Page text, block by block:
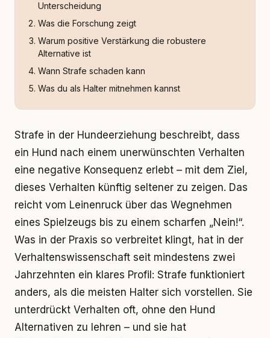
Unterscheidung
Was die Forschung zeigt
Warum positive Verstärkung die robustere
Alternative ist
Wann Strafe schaden kann
Was du als Halter mitnehmen kannst
Strafe in der Hundeerziehung beschreibt, dass
ein Hund nach einem unerwünschten Verhalten
eine negative Konsequenz erlebt – mit dem Ziel,
dieses Verhalten künftig seltener zu zeigen. Das
reicht vom Leinenruck über das Wegnehmen
eines Spielzeugs bis zu einem scharfen „Nein!“.
Was in der Praxis so verbreitet klingt, hat in der
Verhaltenswissenschaft seit mindestens zwei
Jahrzehnten ein klares Profil: Strafe funktioniert
anders, als die meisten Halter sich vorstellen. Sie
unterdrückt Verhalten oft, ohne den Hund
Alternativen zu lehren – und sie hat